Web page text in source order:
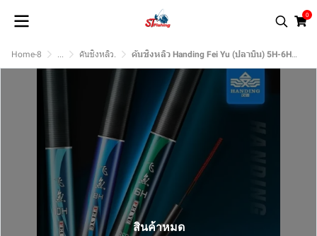
0
Home-8 ... คันชิงหลิว. คันชิงหลิว Handing Fei Yu (ปลาบิน) 5H-6H-8H-10H
สินค้าหมด